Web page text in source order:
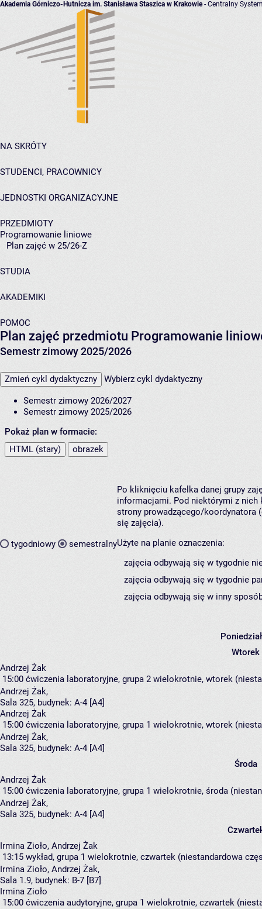
Akademia Górniczo-Hutnicza im. Stanisława Staszica w Krakowie- Centralny
NA SKRÓTY
STUDENCI, PRACOWNICY
JEDNOSTKI ORGANIZACYJNE
PRZEDMIOTY
Programowanie liniowe
Plan zajęć w 25/26-Z
STUDIA
AKADEMIKI
POMOC
Plan zajęć przedmiotu Programowanie
Semestr zimowy 2025/2026
Zmień cykl dydaktyczny Wybierz cykl dydaktyczny
Semestr zimowy 2026/2027
Semestr zimowy 2025/2026
Pokaż plan w formacie:
HTML (stary)
obrazek
tygodniowy semestralny
Po kliknięciu kafelka danej grupy
informacjami. Pod niektórymi z nich
strony prowadzącego/koordynatora
się zajęcia).
Użyte na planie oznaczenia:
zajęcia odbywają się w tygodnie
zajęcia odbywają się w tygodnie
zajęcia odbywają się w inny
Wtorek
Andrzej Żak
15:00 ćwiczenia laboratoryjne, grupa 2 wielokrotnie, wtorek
Andrzej Żak,
Sala 325, budynek: A-4 [A4]
Andrzej Żak
15:00 ćwiczenia laboratoryjne, grupa 1 wielokrotnie, wtorek
Andrzej Żak,
Sala 325, budynek: A-4 [A4]
Środa
Andrzej Żak
15:00 ćwiczenia laboratoryjne, grupa 1 wielokrotnie, środa
Andrzej Żak,
Sala 325, budynek: A-4 [A4]
Irmina Zioło, Andrzej Żak
13:15 wykład, grupa 1 wielokrotnie, czwartek (niestandardowa
Irmina Zioło, Andrzej Żak,
Sala 1.9, budynek: B-7 [B7]
Irmina Zioło
15:00 ćwiczenia audytoryjne, grupa 1 wielokrotnie, czwartek